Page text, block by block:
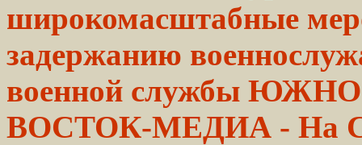
широкомасштабные
задержанию
военной службы ЮЖНО-
ВОСТОК-МЕДИА - На